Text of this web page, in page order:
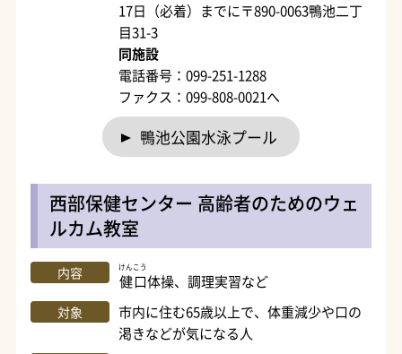
17日（必着）までに〒890-0063鴨池二丁
目31-3
同施設
電話番号：099-251-1288
ファクス：099-808-0021へ
鴨池公園水泳プール
西部保健センター 高齢者のためのウェ
ルカム教室
内容 健口
けんこう
体操、調理実習など
対象
市内に住む65歳以上で、体重減少や口の
渇きなどが気になる人